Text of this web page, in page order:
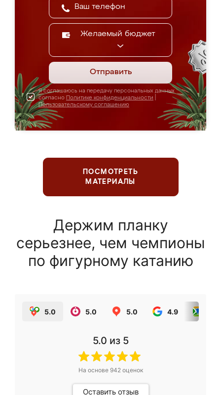
Желаемый бюджет
Отправить
Я соглашаюсь на передачу персональных данных
согласно Политике конфиденциальности
Пользовательскому соглашению
ПОСМОТРЕТЬ
МАТЕРИАЛЫ
Держим планку
серьезнее, чем чемпионы
по фигурному катанию
5.0 5.0 5.0 4.9
5.0 из 5
На основе 942оценок
Оставить отзыв